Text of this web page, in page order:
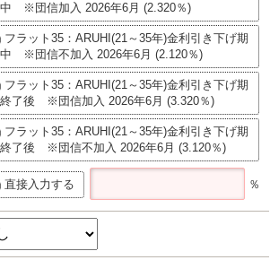
※団信加入 2026年6月 (2.320％)
フラット35：ARUHI(21～35年)金利引き下げ期
※団信不加入 2026年6月 (2.120％)
フラット35：ARUHI(21～35年)金利引き下げ期
了後 ※団信加入 2026年6月 (3.320％)
フラット35：ARUHI(21～35年)金利引き下げ期
了後 ※団信不加入 2026年6月 (3.120％)
直接入力する ％